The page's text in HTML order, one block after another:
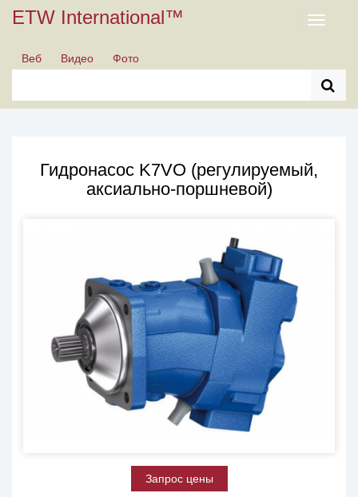
ETW International™
Toggle
Веб
Видео Фото
Гидронасос K7VO (регулируемый,
аксиально-поршневой)
Запрос цены